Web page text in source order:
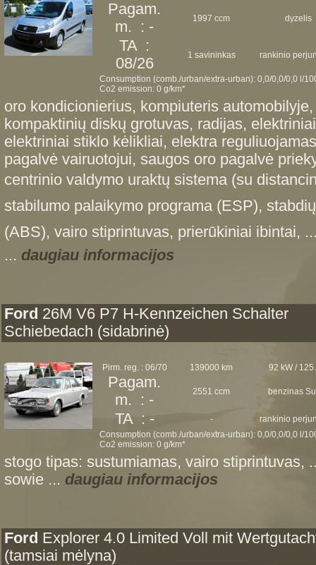
Pagam.
m. : -
1997 ccm dyzelis
TA :
08/26
1 savininkas rankinio
Consumption (comb./urban/extra-urban): 0,0/0,0/0,0 l/
Co2 emission: 0 g/km*
oro kondicionierius, kompiuteris
kompaktinių diskų grotuvas, radijas,
elektriniai stiklo kėlikliai, elektra
pagalvė vairuotojui, saugos oro pagalvė
centrinio valdymo uraktų sistema (su
stabilumo palaikymo programa (ESP),
(ABS), vairo stiprintuvas, prierūkiniai ibintai,
... daugiau informacijos
Ford 26M V6 P7 H-Kennzeichen Schalter
Schiebedach (sidabrinė)
Pirm. reg. : 06/70 139000 km 92 kW / 125
Pagam.
m. : -
2551 ccm benzinas
TA : - -
rankinio
Consumption (comb./urban/extra-urban): 0,0/0,0/0,0 l/
Co2 emission: 0 g/km*
stogo tipas: sustumiamas, vairo stiprintuvas,
sowie ... daugiau informacijos
Ford Explorer 4.0 Limited Voll mit
(tamsiai mėlyna)